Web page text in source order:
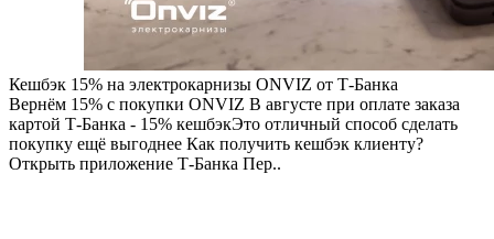
Кешбэк 15% на электрокарнизы ONVIZ от Т-Банка
Вернём 15% с покупки ONVIZ В августе при оплате заказа
картой Т-Банка - 15% кешбэкЭто отличный способ сделать
покупку ещё выгоднее Как получить кешбэк клиенту?
Открыть приложение Т-Банка Пер..